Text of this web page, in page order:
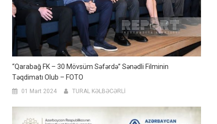
“Qarabağ FK – 30 Mövsüm Səfərdə” Sənədli Filminin
Təqdimatı Olub – FOTO
01 Mart 2024 TURAL KƏLBƏCƏRLİ